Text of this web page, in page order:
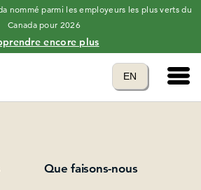
nommé parmi les employeurs les plus verts du
Canada pour 2026
encore plus
Translate to
EN
language
Main
one Page Builder section.
Que faisons-nous